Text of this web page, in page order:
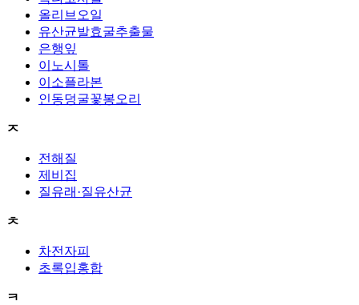
올리브오일
유산균발효굴추출물
은행잎
이노시톨
이소플라본
인동덩굴꽃봉오리
ㅈ
전해질
제비집
질유래·질유산균
ㅊ
차전자피
초록입홍합
ㅋ